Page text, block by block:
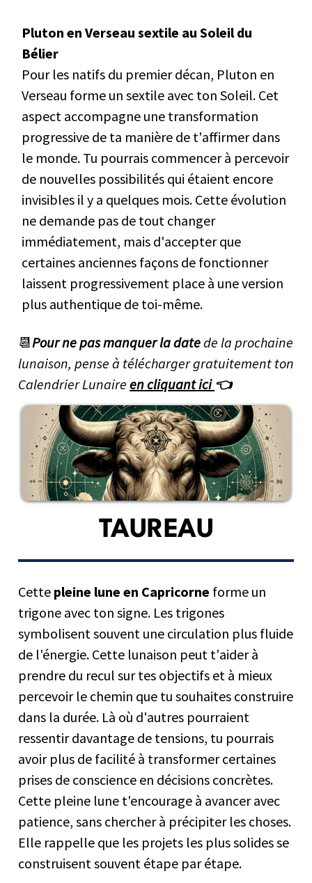
Pluton en Verseau sextile au Soleil du
Bélier
Pour les natifs du premier décan, Pluton en
Verseau forme un sextile avec ton Soleil. Cet
aspect accompagne une transformation
progressive de ta manière de t'affirmer dans
le monde. Tu pourrais commencer à percevoir
de nouvelles possibilités qui étaient encore
invisibles il y a quelques mois. Cette évolution
ne demande pas de tout changer
immédiatement, mais d'accepter que
certaines anciennes façons de fonctionner
laissent progressivement place à une version
plus authentique de toi-même.
📆Pour ne pas manquer la datede la prochaine
lunaison, pense à télécharger gratuitement ton
Calendrier Lunaire en cliquant ici 👈
TAUREAU
Cette pleine lune en Capricorne forme un
trigone avec ton signe. Les trigones
symbolisent souvent une circulation plus fluide
de l'énergie. Cette lunaison peut t'aider à
prendre du recul sur tes objectifs et à mieux
percevoir le chemin que tu souhaites construire
dans la durée. Là où d'autres pourraient
ressentir davantage de tensions, tu pourrais
avoir plus de facilité à transformer certaines
prises de conscience en décisions concrètes.
Cette pleine lune t'encourage à avancer avec
patience, sans chercher à précipiter les choses.
Elle rappelle que les projets les plus solides se
construisent souvent étape par étape.